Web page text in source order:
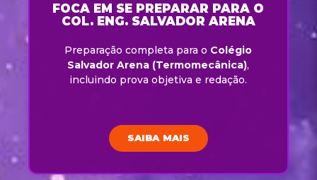
FOCA EM SE PREPARAR PARA O
COL. ENG. SALVADOR ARENA
Preparação completa para o Colégio
Salvador Arena (Termomecânica),
incluindo prova objetiva e redação.
SAIBA MAIS